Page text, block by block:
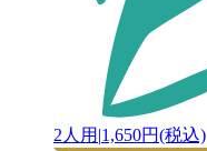
2人用 |1,650円(税込)